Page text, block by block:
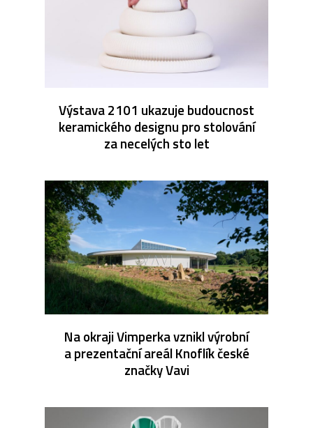
Výstava 2101 ukazuje budoucnost
keramického designu pro stolování
za necelých sto let
Na okraji Vimperka vznikl výrobní
a prezentační areál Knoflík české
značky Vavi